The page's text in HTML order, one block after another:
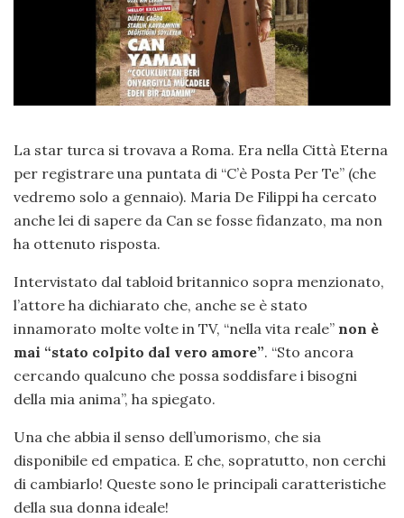
La star turca si trovava a Roma. Era nella Città Eterna
per registrare una puntata di “C’è Posta Per Te” (che
vedremo solo a gennaio). Maria De Filippi ha cercato
anche lei di sapere da Can se fosse fidanzato, ma non
ha ottenuto risposta.
Intervistato dal tabloid britannico sopra menzionato,
l’attore ha dichiarato che, anche se è stato
innamorato molte volte in TV, “nella vita reale” non è
mai “stato colpito dal vero amore”. “Sto ancora
cercando qualcuno che possa soddisfare i bisogni
della mia anima”, ha spiegato.
Una che abbia il senso dell’umorismo, che sia
disponibile ed empatica. E che, sopratutto, non cerchi
di cambiarlo! Queste sono le principali caratteristiche
della sua donna ideale!